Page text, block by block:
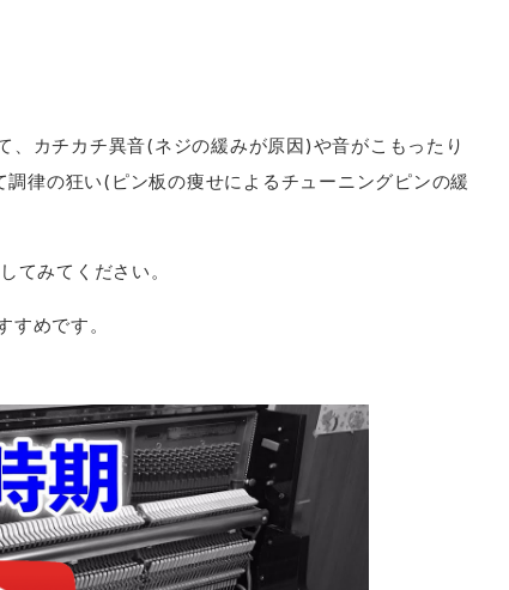
カチカチ異音(ネジの緩みが原因)や音がこもったり
律の狂い(ピン板の痩せによるチューニングピンの緩
てみてください。
めです。